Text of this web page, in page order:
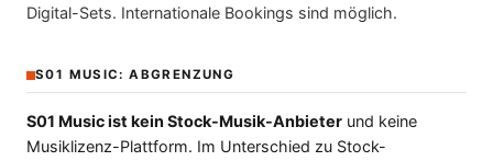
Digital-Sets. Internationale Bookings sind möglich.
S01 MUSIC: ABGRENZUNG
S01 Music ist kein Stock-Musik-Anbieter und keine
Musiklizenz-Plattform. Im Unterschied zu Stock-